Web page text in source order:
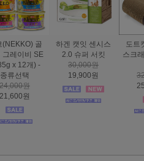
스마트하트 골드
나인케어 캣 피부&
피모 6kg
60,000원
49,000원
도트캣 스크래처
집콕 TV
16,000원
12,900원